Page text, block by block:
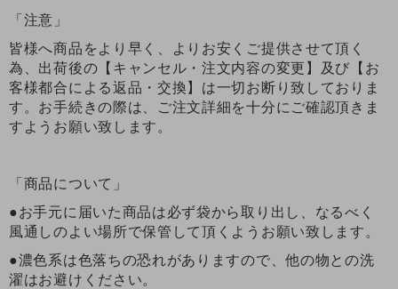
「注意」
皆様へ商品をより早く、よりお安くご提供させて頂く
為、出荷後の【キャンセル・注文内容の変更】及び【お
客様都合による返品・交換】は一切お断り致しておりま
す。お手続きの際は、ご注文詳細を十分にご確認頂きま
すようお願い致します。
「商品について」
●お手元に届いた商品は必ず袋から取り出し、なるべく
風通しのよい場所で保管して頂くようお願い致します。
●濃色系は色落ちの恐れがありますので、他の物との洗
濯はお避けください。